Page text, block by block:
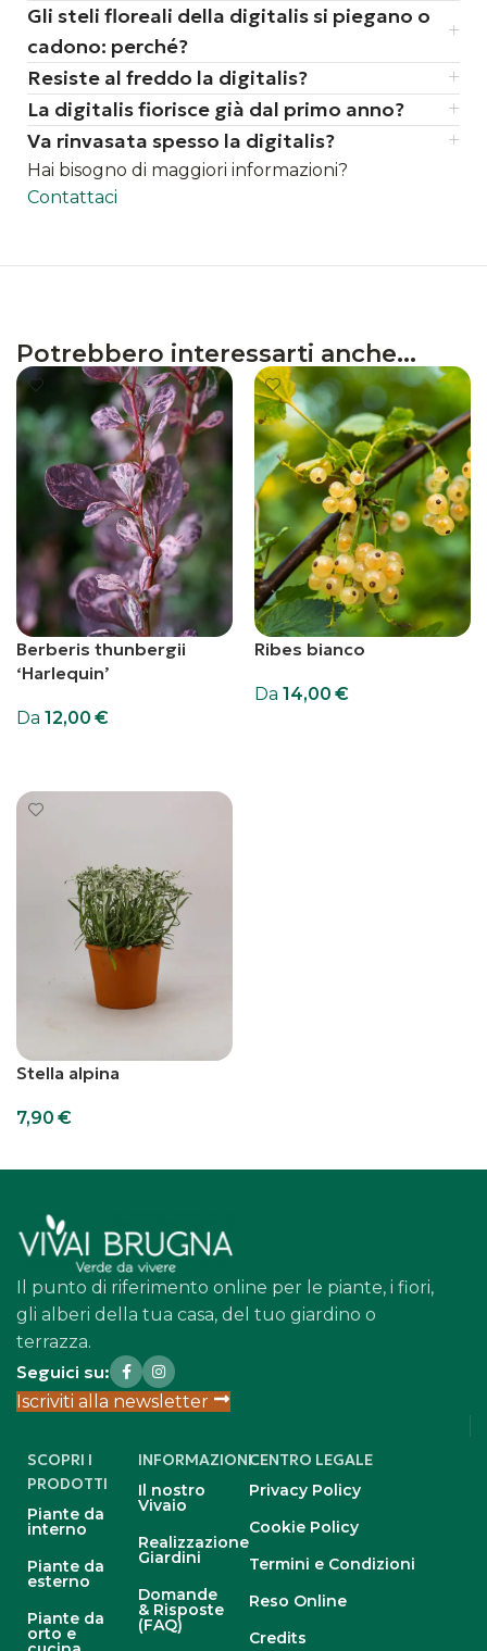
pet)
tende a riseminarsi da sola con grande
facilità: una volta introdotta in giardino,
tornerà a fare capolino anno dopo
anno
Gli steli floreali della digitalis si piegano o
cadono: perché?
Resiste al freddo la digitalis?
La digitalis fiorisce già dal primo anno?
Va rinvasata spesso la digitalis?
Hai bisogno di maggiori informazioni?
Contattaci
Potrebbero interessarti anche...
Berberis thunbergii
‘Harlequin’
Da 12,00 €
Ribes bianco
Da 14,00 €
Stella alpina
7,90 €
Il punto di riferimento online per le piante, i fiori,
gli alberi della tua casa, del tuo giardino o
terrazza.
Seguici su:
Iscriviti alla newsletter
SCOPRI I
PRODOTTI
Piante da
interno
Piante da
esterno
Piante da
orto e
INFORMAZIONI
Il nostro
Vivaio
Realizzazione
Giardini
Domande
& Risposte
(FAQ)
CENTRO LEGALE
Privacy Policy
Cookie Policy
Termini e Condizioni
Reso Online
Credits